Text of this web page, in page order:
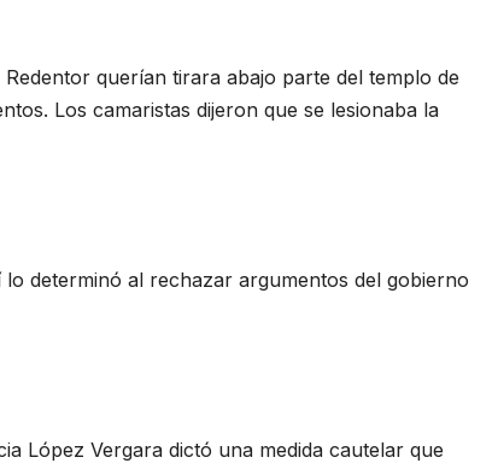
querían tirara abajo parte del templo de
Los camaristas dijeron que se lesionaba la
determinó al rechazar argumentos del gobierno
López Vergara dictó una medida cautelar que